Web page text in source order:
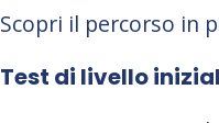
Scopri il percorso in
Test di livello